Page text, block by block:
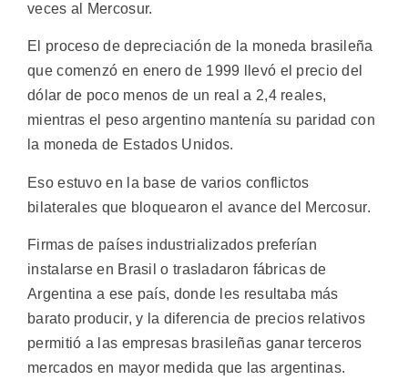
veces al Mercosur.
El proceso de depreciación de la moneda brasileña
que comenzó en enero de 1999 llevó el precio del
dólar de poco menos de un real a 2,4 reales,
mientras el peso argentino mantenía su paridad con
la moneda de Estados Unidos.
Eso estuvo en la base de varios conflictos
bilaterales que bloquearon el avance del Mercosur.
Firmas de países industrializados preferían
instalarse en Brasil o trasladaron fábricas de
Argentina a ese país, donde les resultaba más
barato producir, y la diferencia de precios relativos
permitió a las empresas brasileñas ganar terceros
mercados en mayor medida que las argentinas.